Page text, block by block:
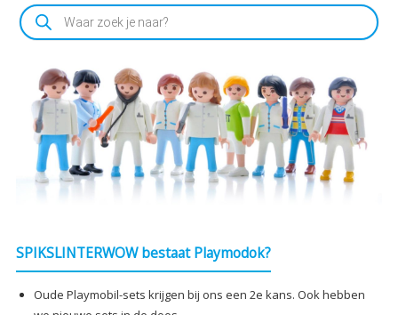
Producten
zoeken
SPIKSLINTERWOW bestaat Playmodok?
Oude Playmobil-sets krijgen bij ons een 2e kans. Ook hebben